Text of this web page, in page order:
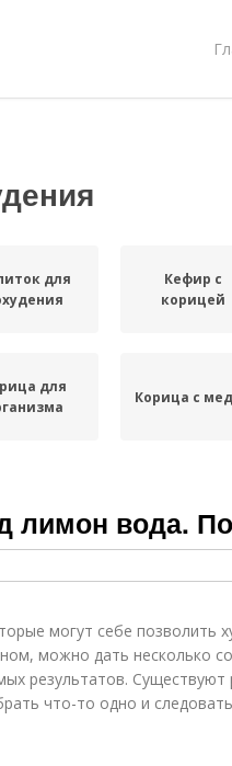
для
Кефир с
корицей
для
Корица с
кефиром
корица
Блюда с
лимон вода.
могут себе позволить
можно дать несколько
результатов.
что-то одно и